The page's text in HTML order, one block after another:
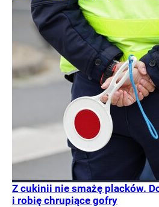
Z cukinii nie smażę placków.
i robię chrupiące gofry